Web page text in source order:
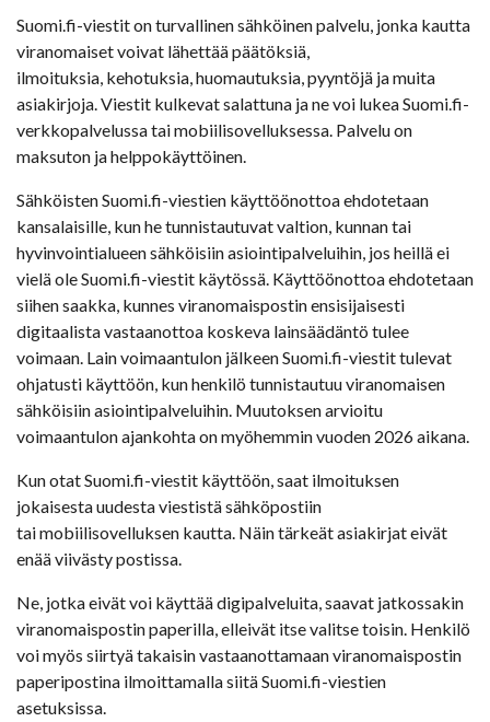
Suomi.fi-viestit on turvallinen sähköinen palvelu, jonka kautta
viranomaiset voivat lähettää päätöksiä,
ilmoituksia, kehotuksia, huomautuksia, pyyntöjä ja muita
asiakirjoja. Viestit kulkevat salattuna ja ne voi lukea Suomi.fi-
verkkopalvelussa tai mobiilisovelluksessa. Palvelu on
maksuton ja helppokäyttöinen.
Sähköisten Suomi.fi-viestien käyttöönottoa ehdotetaan
kansalaisille, kun he tunnistautuvat valtion, kunnan tai
hyvinvointialueen sähköisiin asiointipalveluihin, jos heillä ei
vielä ole Suomi.fi-viestit käytössä. Käyttöönottoa ehdotetaan
siihen saakka, kunnes viranomaispostin ensisijaisesti
digitaalista vastaanottoa koskeva lainsäädäntö tulee
voimaan. Lain voimaantulon jälkeen Suomi.fi-viestit tulevat
ohjatusti käyttöön, kun henkilö tunnistautuu viranomaisen
sähköisiin asiointipalveluihin. Muutoksen arvioitu
voimaantulon ajankohta on myöhemmin vuoden 2026 aikana.
Kun otat Suomi.fi-viestit käyttöön, saat ilmoituksen
jokaisesta uudesta viestistä sähköpostiin
tai mobiilisovelluksen kautta. Näin tärkeät asiakirjat eivät
enää viivästy postissa.
Ne, jotka eivät voi käyttää digipalveluita, saavat jatkossakin
viranomaispostin paperilla, elleivät itse valitse toisin. Henkilö
voi myös siirtyä takaisin vastaanottamaan viranomaispostin
paperipostina ilmoittamalla siitä Suomi.fi-viestien
asetuksissa.